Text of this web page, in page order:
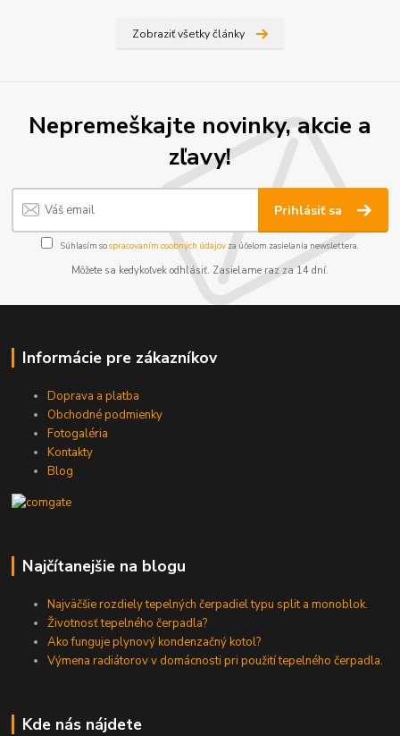
Zobraziť všetky články
Nepremeškajte novinky, akcie a
zľavy!
Prihlásiť sa
Súhlasím sospracovaním osobných údajov za účelom zasielania newslettera.
Môžete sa kedykoľvek odhlásiť. Zasielame raz za 14 dní.
Informácie pre zákazníkov
Doprava a platba
Obchodné podmienky
Fotogaléria
Kontakty
Blog
Najčítanejšie na blogu
Najväčšie rozdiely tepelných čerpadiel typu split a monoblok.
Životnosť tepelného čerpadla?
Ako funguje plynový kondenzačný kotol?
Výmena radiátorov v domácnosti pri použití tepelného čerpadla.
Kde nás nájdete